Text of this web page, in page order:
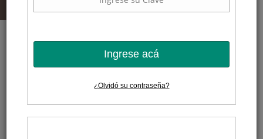
LATEST POSTS
Por
Encuentros El Mercurio
Ingrese acá
¿Olvidó su contraseña?